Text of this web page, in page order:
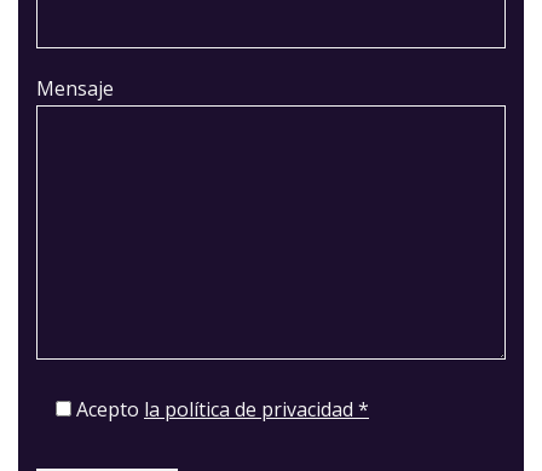
Mensaje
Acepto la política de privacidad *